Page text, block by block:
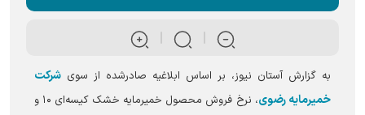
به گزارش آستان نیوز، بر اساس ابلاغیه صادرشده از سوی شرکت
خمیرمایه رضوی
، نرخ فروش محصول خمیرمایه خشک کیسه‌ای ۱۰ و